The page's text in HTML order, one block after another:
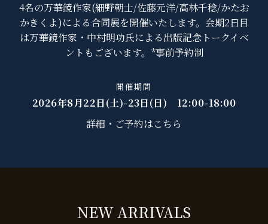
4名の万華鏡作家(細野朝士/佐藤元洋/高林千稔/かたお
かきくよ)による合同展を開催いたします。会期2日目
は万華鏡作家・中村明功氏による出版記念トークイベ
ントもございます。*事前予約制
開催期間
2026年8月22日(土)-23日(日) 12:00-18:00
詳細・ご予約はこちら
NEW ARRIVALS